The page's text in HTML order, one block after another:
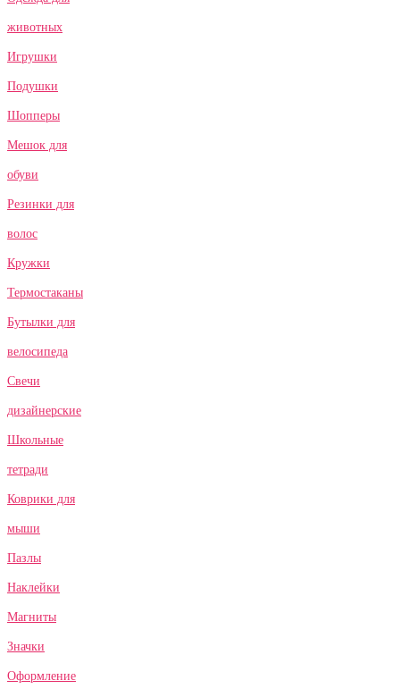
животных
Игрушки
Подушки
Шопперы
Мешок для
обуви
Резинки для
волос
Кружки
Термостаканы
Бутылки для
велосипеда
Свечи
дизайнерские
Школьные
тетради
Коврики для
мыши
Пазлы
Наклейки
Магниты
Значки
Оформление